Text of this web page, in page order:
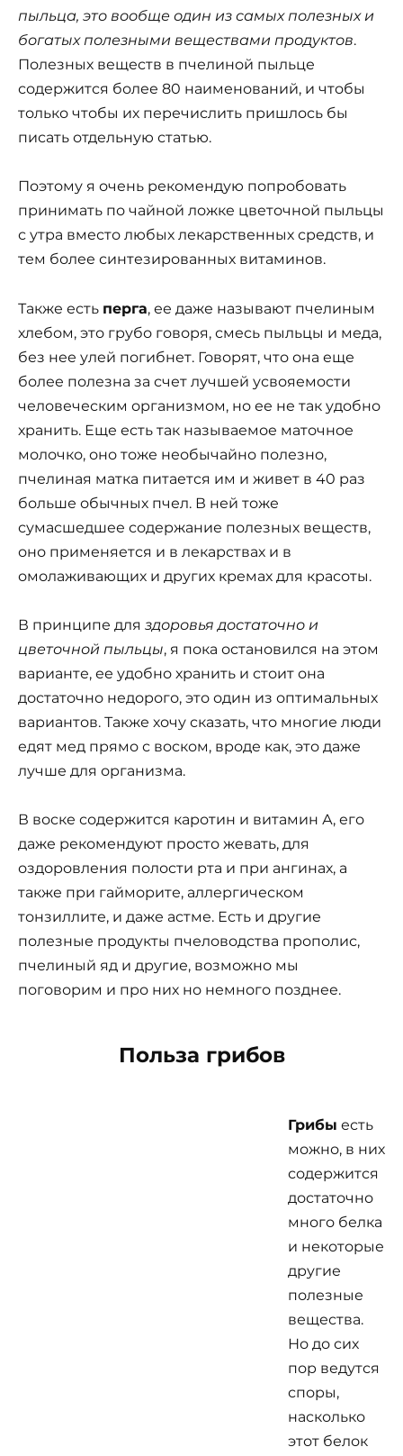
пыльца, это вообще один из самых полезных и
богатых полезными веществами продуктов.
Полезных веществ в пчелиной пыльце
содержится более 80 наименований, и чтобы
только чтобы их перечислить пришлось бы
писать отдельную статью.
Поэтому я очень рекомендую попробовать
принимать по чайной ложке цветочной пыльцы
с утра вместо любых лекарственных средств, и
тем более синтезированных витаминов.
Также есть перга, ее даже называют пчелиным
хлебом, это грубо говоря, смесь пыльцы и меда,
без нее улей погибнет. Говорят, что она еще
более полезна за счет лучшей усвояемости
человеческим организмом, но ее не так удобно
хранить. Еще есть так называемое маточное
молочко, оно тоже необычайно полезно,
пчелиная матка питается им и живет в 40 раз
больше обычных пчел. В ней тоже
сумасшедшее содержание полезных веществ,
оно применяется и в лекарствах и в
омолаживающих и других кремах для красоты.
В принципе для здоровья достаточно и
цветочной пыльцы, я пока остановился на этом
варианте, ее удобно хранить и стоит она
достаточно недорого, это один из оптимальных
вариантов. Также хочу сказать, что многие люди
едят мед прямо с воском, вроде как, это даже
лучше для организма.
В воске содержится каротин и витамин А, его
даже рекомендуют просто жевать, для
оздоровления полости рта и при ангинах, а
также при гайморите, аллергическом
тонзиллите, и даже астме. Есть и другие
полезные продукты пчеловодства прополис,
пчелиный яд и другие, возможно мы
поговорим и про них но немного позднее.
Польза грибов
Грибы есть
можно, в них
содержится
достаточно
много белка
и некоторые
другие
полезные
вещества.
Но до сих
пор ведутся
споры,
насколько
этот белок